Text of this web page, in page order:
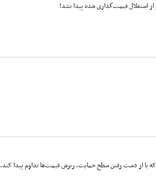
با از دست رفتن سطح حمایت، ریزش قیمت‌ها تداوم پیدا کند.